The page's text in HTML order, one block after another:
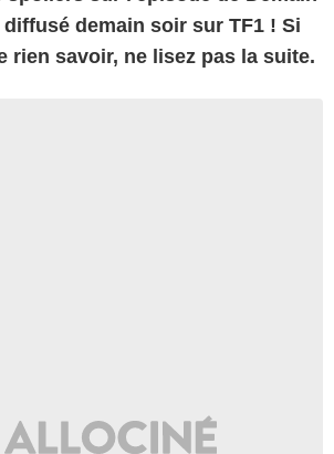
demain soir sur TF1 ! Si
rien savoir, ne lisez pas la suite.